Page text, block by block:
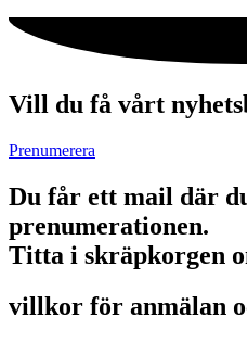
Vill du få vårt
Prenumerera
Du får ett mail där
prenumerationen.
Titta i skräpkorgen
villkor för anmälan